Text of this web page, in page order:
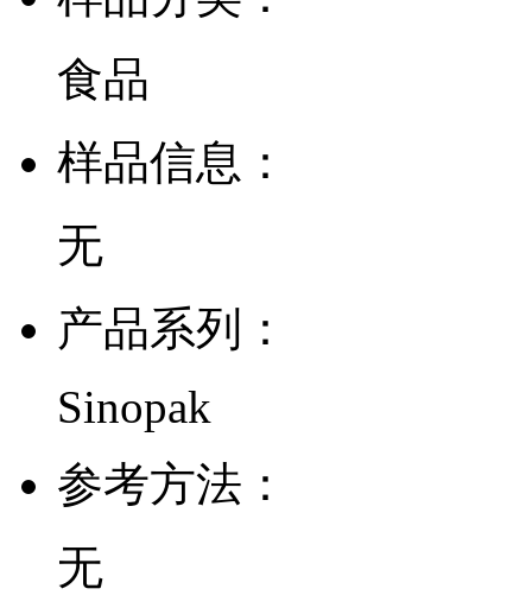
食品
样品信息：
无
产品系列：
Sinopak
参考方法：
无